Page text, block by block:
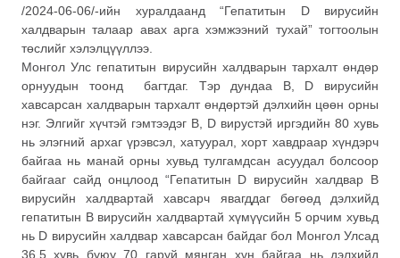
/2024-06-06/-ийн хуралдаанд “Гепатитын D вирусийн
халдварын талаар авах арга хэмжээний тухай” тогтоолын
төслийг хэлэлцүүллээ.
Монгол Улс гепатитын вирусийн халдварын тархалт өндөр
орнуудын тоонд багтдаг. Тэр дундаа В, D вирусийн
хавсарсан халдварын тархалт өндөртэй дэлхийн цөөн орны
нэг. Элгийг хүчтэй гэмтээдэг В, D вирустэй иргэдийн 80 хувь
нь элэгний архаг үрэвсэл, хатуурал, хорт хавдраар хүндэрч
байгаа нь манай орны хувьд тулгамдсан асуудал болсоор
байгааг сайд онцлоод “Гепатитын D вирусийн халдвар В
вирусийн халдвартай хавсарч явагддаг бөгөөд дэлхийд
гепатитын В вирусийн халдвартай хүмүүсийн 5 орчим хувьд
нь D вирусийн халдвар хавсарсан байдаг бол Монгол Улсад
36.5 хувь буюу 70 гаруй мянган хүн байгаа нь дэлхийд